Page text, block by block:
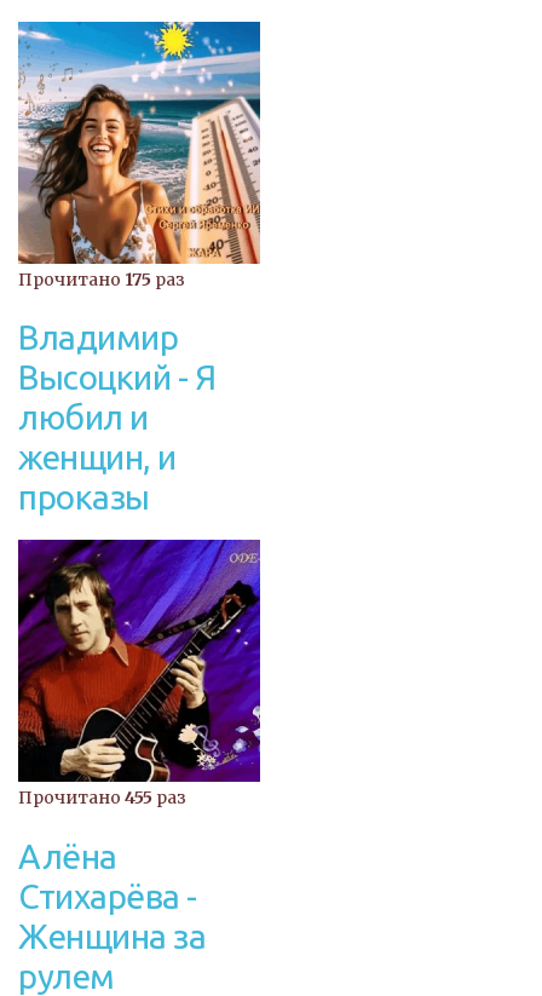
Прочитано 175 раз
Владимир
Высоцкий - Я
любил и
женщин, и
проказы
Прочитано 455 раз
Алёна
Стихарёва -
Женщина за
рулем